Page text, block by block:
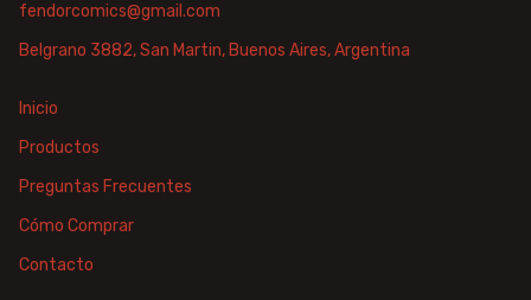
fendorcomics@gmail.com
Belgrano 3882, San Martin, Buenos Aires, Argentina
Inicio
Productos
Preguntas Frecuentes
Cómo Comprar
Contacto